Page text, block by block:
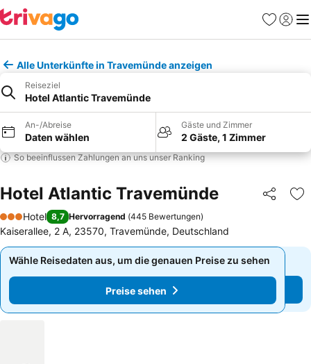
Favoriten
Alle Unterkünfte in Travemünde anzeigen
Reiseziel
Hotel Atlantic Travemünde
An-/Abreise
Daten wählen
Gäste und Zimmer
2 Gäste, 1 Zimmer
So beeinflussen Zahlungen an uns unser Ranking
Hotel Atlantic Travemünde Teilen
3 Sterne
Hotel 8,7 Hervorragend (445 Bewertungen)
Kaiserallee, 2 A, 23570, Travemünde, Deutschland
Wähle Reisedaten aus, um die genauen Preise zu sehen
Preise sehen
Wähle Reisedaten aus, um die genauen Preise zu sehen
Preise sehen